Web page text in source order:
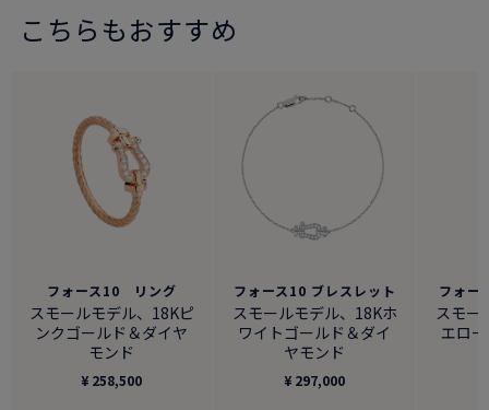
こちらもおすすめ
フォース10 リング
スモールモデル、18Kピ
ンクゴールド＆ダイヤ
モンド
¥ 258,500
フォース10 ブレスレット
スモールモデル、18Kホ
ワイトゴールド＆ダイ
ヤモンド
¥ 297,000
フォー
スモー
エロ